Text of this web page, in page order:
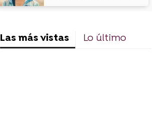
muy divertido”
Las más vistas Lo último